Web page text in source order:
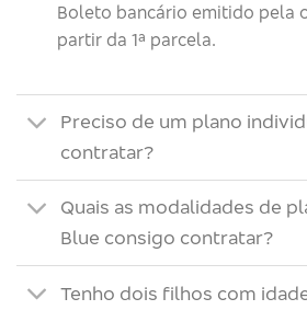
Boleto bancário emitido pela
partir da 1ª parcela.
Preciso de um plano
contratar?
Quais as modalidades de
Blue consigo contratar?
Tenho dois filhos com